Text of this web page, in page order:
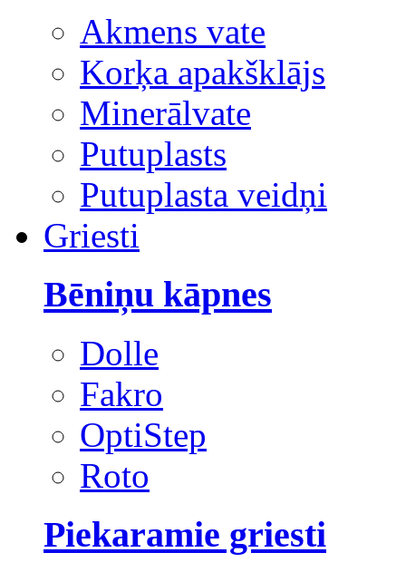
Akmens vate
Korķa apakšklājs
Minerālvate
Putuplasts
Putuplasta veidņi
Griesti
Bēniņu kāpnes
Dolle
Fakro
OptiStep
Roto
Piekaramie griesti